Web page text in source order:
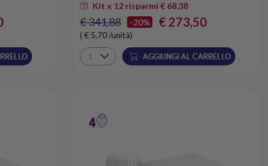
Kit x 12 risparmi € 68,38
€ 341,88 -20% € 273,50
( € 5,70 /unità)
AGGIUNGI AL CARRELLO